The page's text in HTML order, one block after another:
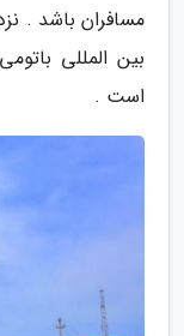
است .